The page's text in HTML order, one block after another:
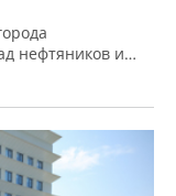
нефтяников и…